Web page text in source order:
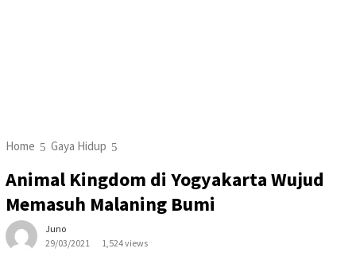
Home Gaya Hidup
Animal Kingdom di Yogyakarta Wujud
Memasuh Malaning Bumi
Juno
29/03/2021
1,524 views